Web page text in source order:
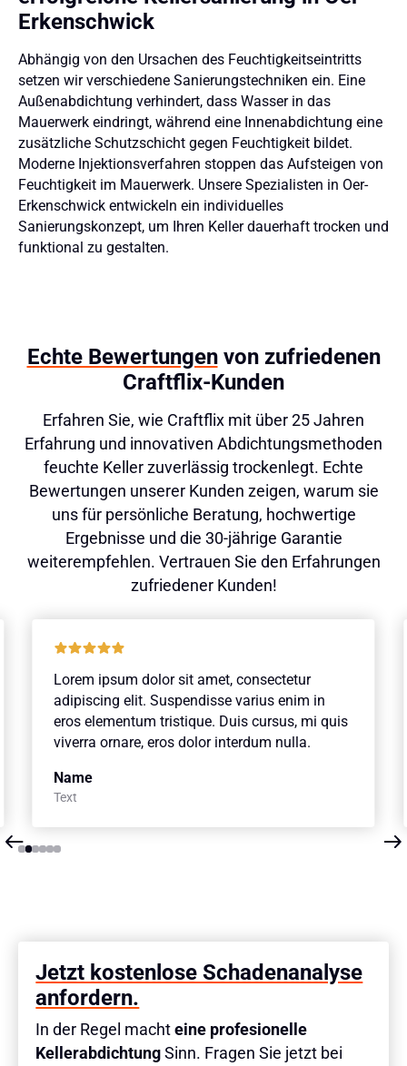
Erkenschwick
Abhängig von den Ursachen des Feuchtigkeitseintritts
setzen wir verschiedene Sanierungstechniken ein. Eine
Außenabdichtung verhindert, dass Wasser in das
Mauerwerk eindringt, während eine Innenabdichtung eine
zusätzliche Schutzschicht gegen Feuchtigkeit bildet.
Moderne Injektionsverfahren stoppen das Aufsteigen von
Feuchtigkeit im Mauerwerk. Unsere Spezialisten in Oer-
Erkenschwick entwickeln ein individuelles
Sanierungskonzept, um Ihren Keller dauerhaft trocken und
funktional zu gestalten.
Echte Bewertungenvon zufriedenen
Craftflix-Kunden
Erfahren Sie, wie Craftflix mit über 25 Jahren
Erfahrung und innovativen Abdichtungsmethoden
feuchte Keller zuverlässig trockenlegt. Echte
Bewertungen unserer Kunden zeigen, warum sie
uns für persönliche Beratung, hochwertige
Ergebnisse und die 30-jährige Garantie
weiterempfehlen. Vertrauen Sie den Erfahrungen
zufriedener Kunden!
Lorem ipsum dolor sit amet, consectetur
adipiscing elit. Suspendisse varius enim in
eros elementum tristique. Duis cursus, mi quis
viverra ornare, eros dolor interdum nulla.
Name
Text
Slide 2 of 6.
Jetzt kostenlose Schadenanalyse
anfordern.
In der Regel machteine profesionelle
Kellerabdichtung Sinn. Fragen Sie jetzt bei